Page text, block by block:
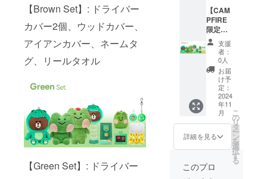
【Brown Set】: ドライバー
カバー2個、ウッドカバー、
アイアンカバー、ネームタ
グ、リールタオル
【Green Set】: ドライバー
ださ
い。 ※
ご注文
状況、
使用部
材の供
給状
況、製
造工程
上の都
合等に
より出
荷時期
が遅れ
る場合
卵パッ
ケー
ジ、
ボール
マー
カー、
リール
タオル
※デザイ
ン・仕
様は変
更にな
る可能
性もご
了承く
ださ
【CAM
PFIRE
限定】
Green
Set
【リ
ターン
内容】
・ドラ
イバー
カバー2
個、
ウッド
カ
バー、
アイア
ンカ
バー、
支援
者：
0人
お届
け予
定：
2024
年11
月
詳細を見る
こ
の
リ
タ
ー
ン
を
選
択
す
る
このプロ